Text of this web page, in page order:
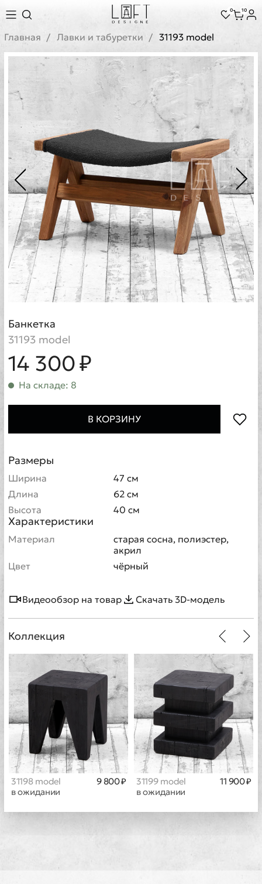
0 10
Главная Лавки и табуретки 31193 model
Банкетка
31193 model
14 300 ₽
На складе: 8
В КОРЗИНУ
Размеры
Ширина
47 см
Длина
62 см
Высота
40 см
Характеристики
Материал
старая сосна, полиэстер,
акрил
Цвет
чёрный
Видеообзор на товар Скачать 3D-модель
Коллекция
31198 model
в ожидании
9 800 ₽
31199 model
в ожидании
11 900 ₽